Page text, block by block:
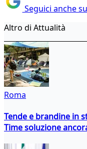
Seguici anche
Altro di Attualità
Roma
Tende e brandine in
Time soluzione